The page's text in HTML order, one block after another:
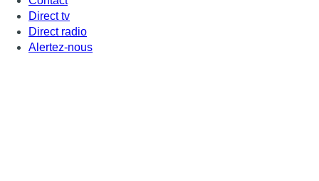
Direct tv
Direct radio
Alertez-nous